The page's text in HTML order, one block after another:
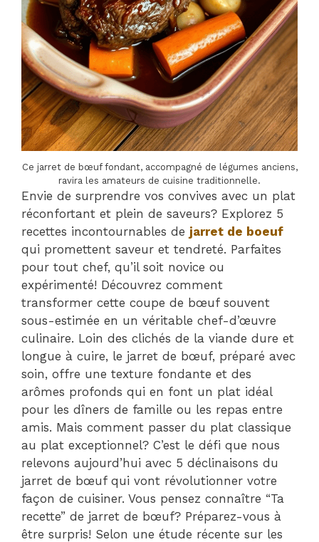
Ce jarret de bœuf fondant, accompagné de légumes anciens,
ravira les amateurs de cuisine traditionnelle.
Envie de surprendre vos convives avec un plat
réconfortant et plein de saveurs? Explorez 5
recettes incontournables de jarret de boeuf
qui promettent saveur et tendreté. Parfaites
pour tout chef, qu’il soit novice ou
expérimenté! Découvrez comment
transformer cette coupe de bœuf souvent
sous-estimée en un véritable chef-d’œuvre
culinaire. Loin des clichés de la viande dure et
longue à cuire, le jarret de bœuf, préparé avec
soin, offre une texture fondante et des
arômes profonds qui en font un plat idéal
pour les dîners de famille ou les repas entre
amis. Mais comment passer du plat classique
au plat exceptionnel? C’est le défi que nous
relevons aujourd’hui avec 5 déclinaisons du
jarret de bœuf qui vont révolutionner votre
façon de cuisiner. Vous pensez connaître “Ta
recette” de jarret de bœuf? Préparez-vous à
être surpris! Selon une étude récente sur les